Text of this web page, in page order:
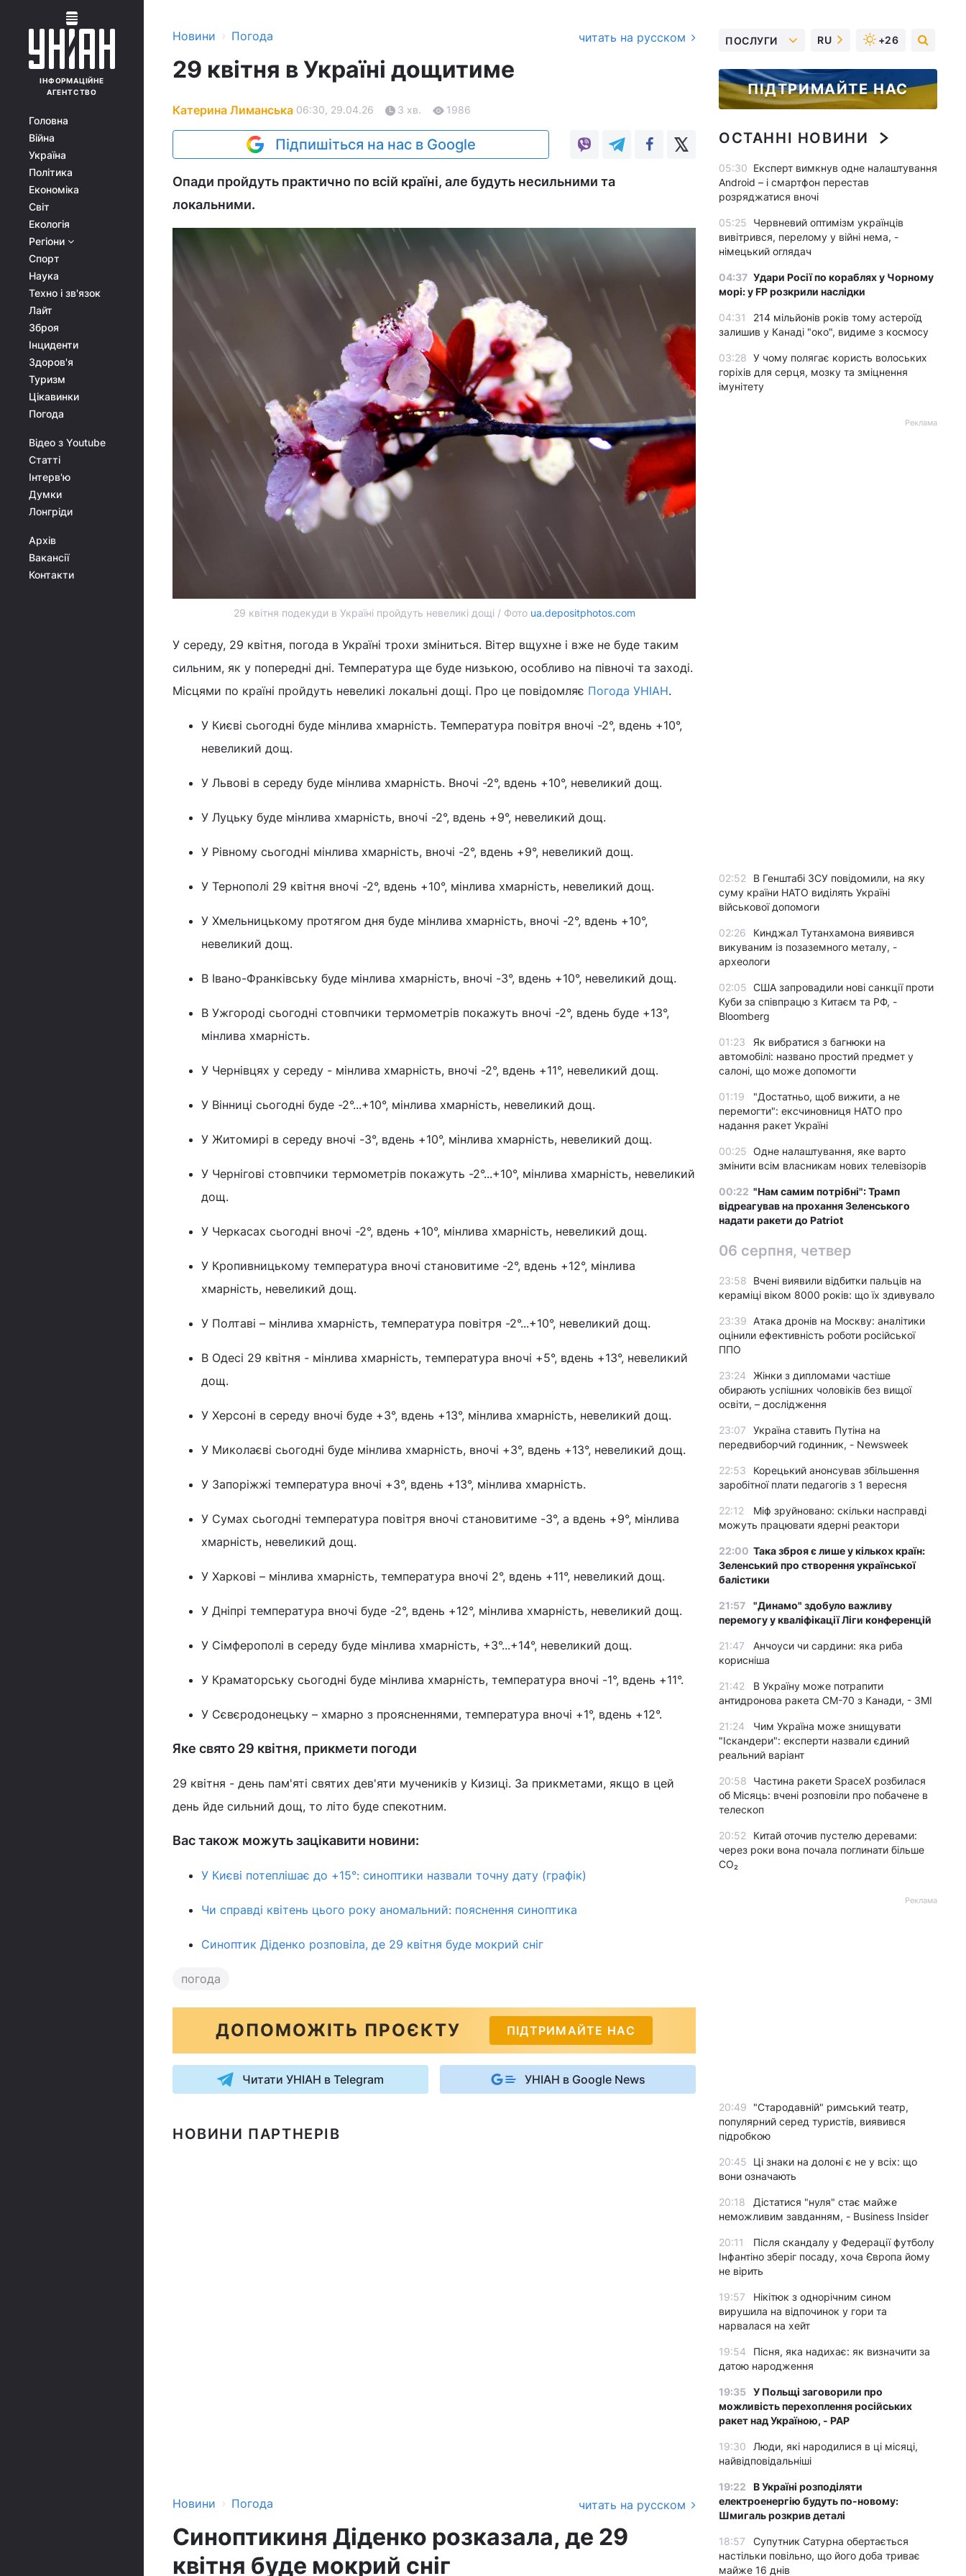
ІНФОРМАЦІЙНЕ
АГЕНТСТВО
Головна
Війна
Україна
Політика
Економіка
Світ
Екологія
Регіони
Спорт
Наука
Техно і зв'язок
Лайт
Зброя
Інциденти
Здоров'я
Туризм
Цікавинки
Погода
Відео з Youtube
Статті
Інтерв'ю
Думки
Лонгріди
Архів
Вакансії
Контакти
Новини › Погода читать на русском
29 квітня в Україні дощитиме
Катерина Лиманська 06:30, 29.04.26 3 хв. 1986
Підпишіться на нас в Google
Опади пройдуть практично по всій країні, але будуть несильними та
локальними.
29 квітня подекуди в Україні пройдуть невеликі дощі / Фото ua.depositphotos.com
У середу, 29 квітня, погода в Україні трохи зміниться. Вітер вщухне і вже не буде таким
сильним, як у попередні дні. Температура ще буде низькою, особливо на півночі та заході.
Місцями по країні пройдуть невеликі локальні дощі. Про це повідомляє Погода УНІАН.
У Києві сьогодні буде мінлива хмарність. Температура повітря вночі -2°, вдень +10°,
невеликий дощ.
У Львові в середу буде мінлива хмарність. Вночі -2°, вдень +10°, невеликий дощ.
У Луцьку буде мінлива хмарність, вночі -2°, вдень +9°, невеликий дощ.
У Рівному сьогодні мінлива хмарність, вночі -2°, вдень +9°, невеликий дощ.
У Тернополі 29 квітня вночі -2°, вдень +10°, мінлива хмарність, невеликий дощ.
У Хмельницькому протягом дня буде мінлива хмарність, вночі -2°, вдень +10°,
невеликий дощ.
В Івано-Франківську буде мінлива хмарність, вночі -3°, вдень +10°, невеликий дощ.
В Ужгороді сьогодні стовпчики термометрів покажуть вночі -2°, вдень буде +13°,
мінлива хмарність.
У Чернівцях у середу - мінлива хмарність, вночі -2°, вдень +11°, невеликий дощ.
У Вінниці сьогодні буде -2°...+10°, мінлива хмарність, невеликий дощ.
У Житомирі в середу вночі -3°, вдень +10°, мінлива хмарність, невеликий дощ.
У Чернігові стовпчики термометрів покажуть -2°...+10°, мінлива хмарність, невеликий
дощ.
У Черкасах сьогодні вночі -2°, вдень +10°, мінлива хмарність, невеликий дощ.
У Кропивницькому температура вночі становитиме -2°, вдень +12°, мінлива
хмарність, невеликий дощ.
У Полтаві – мінлива хмарність, температура повітря -2°...+10°, невеликий дощ.
В Одесі 29 квітня - мінлива хмарність, температура вночі +5°, вдень +13°, невеликий
дощ.
У Херсоні в середу вночі буде +3°, вдень +13°, мінлива хмарність, невеликий дощ.
У Миколаєві сьогодні буде мінлива хмарність, вночі +3°, вдень +13°, невеликий дощ.
У Запоріжжі температура вночі +3°, вдень +13°, мінлива хмарність.
У Сумах сьогодні температура повітря вночі становитиме -3°, а вдень +9°, мінлива
хмарність, невеликий дощ.
У Харкові – мінлива хмарність, температура вночі 2°, вдень +11°, невеликий дощ.
У Дніпрі температура вночі буде -2°, вдень +12°, мінлива хмарність, невеликий дощ.
У Сімферополі в середу буде мінлива хмарність, +3°...+14°, невеликий дощ.
У Краматорську сьогодні буде мінлива хмарність, температура вночі -1°, вдень +11°.
У Сєвєродонецьку – хмарно з проясненнями, температура вночі +1°, вдень +12°.
Яке свято 29 квітня, прикмети погоди
29 квітня - день пам'яті святих дев'яти мучеників у Кизиці. За прикметами, якщо в цей
день йде сильний дощ, то літо буде спекотним.
Вас також можуть зацікавити новини:
У Києві потеплішає до +15°: синоптики назвали точну дату (графік)
Чи справді квітень цього року аномальний: пояснення синоптика
Синоптик Діденко розповіла, де 29 квітня буде мокрий сніг
погода
ДОПОМОЖІТЬ ПРОЄКТУ ПІДТРИМАЙТЕ НАС
Читати УНІАН в Telegram УНІАН в Google News
НОВИНИ ПАРТНЕРІВ
Новини › Погода читать на русском
Синоптикиня Діденко розказала, де 29
квітня буде мокрий сніг
ПОСЛУГИ RU +26
ПІДТРИМАЙТЕ НАС
ОСТАННІ НОВИНИ
05:30 Експерт вимкнув одне налаштування
Android – і смартфон перестав
розряджатися вночі
05:25
Червневий оптимізм українців
вивітрився, перелому у війні нема, -
німецький оглядач
04:37 Удари Росії по кораблях у Чорному
морі: у FP розкрили наслідки
04:31
214 мільйонів років тому астероїд
залишив у Канаді "око", видиме з космосу
03:28 У чому полягає користь волоських
горіхів для серця, мозку та зміцнення
імунітету
Реклама
02:52
В Генштабі ЗСУ повідомили, на яку
суму країни НАТО виділять Україні
військової допомоги
02:26
Кинджал Тутанхамона виявився
викуваним із позаземного металу, -
археологи
02:05 США запровадили нові санкції проти
Куби за співпрацю з Китаєм та РФ, -
Bloomberg
01:23
Як вибратися з багнюки на
автомобілі: названо простий предмет у
салоні, що може допомогти
01:19
"Достатньо, щоб вижити, а не
перемогти": ексчиновниця НАТО про
надання ракет Україні
00:25 Одне налаштування, яке варто
змінити всім власникам нових телевізорів
00:22 "Нам самим потрібні": Трамп
відреагував на прохання Зеленського
надати ракети до Patriot
06 серпня, четвер
23:58
Вчені виявили відбитки пальців на
кераміці віком 8000 років: що їх здивувало
23:39
Атака дронів на Москву: аналітики
оцінили ефективність роботи російської
ППО
23:24
Жінки з дипломами частіше
обирають успішних чоловіків без вищої
освіти, – дослідження
23:07
Україна ставить Путіна на
передвиборчий годинник, - Newsweek
22:53
Корецький анонсував збільшення
заробітної плати педагогів з 1 вересня
22:12
Міф зруйновано: скільки насправді
можуть працювати ядерні реактори
22:00 Така зброя є лише у кількох країн:
Зеленський про створення української
балістики
21:57
"Динамо" здобуло важливу
перемогу у кваліфікації Ліги конференцій
21:47
Анчоуси чи сардини: яка риба
корисніша
21:42
В Україну може потрапити
антидронова ракета CM-70 з Канади, - ЗМІ
21:24
Чим Україна може знищувати
"Іскандери": експерти назвали єдиний
реальний варіант
20:58
Частина ракети SpaceX розбилася
об Місяць: вчені розповіли про побачене в
телескоп
20:52
Китай оточив пустелю деревами:
через роки вона почала поглинати більше
CO₂
Реклама
20:49
"Стародавній" римський театр,
популярний серед туристів, виявився
підробкою
20:45
Ці знаки на долоні є не у всіх: що
вони означають
20:18
Дістатися "нуля" стає майже
неможливим завданням, - Business Insider
20:11
Після скандалу у Федерації футболу
Інфантіно зберіг посаду, хоча Європа йому
не вірить
19:57
Нікітюк з однорічним сином
вирушила на відпочинок у гори та
нарвалася на хейт
19:54
Пісня, яка надихає: як визначити за
датою народження
19:35 У Польщі заговорили про
можливість перехоплення російських
ракет над Україною, - PAP
19:30
Люди, які народилися в ці місяці,
найвідповідальніші
19:22
В Україні розподіляти
електроенергію будуть по-новому:
Шмигаль розкрив деталі
18:57
Супутник Сатурна обертається
настільки повільно, що його доба триває
майже 16 днів